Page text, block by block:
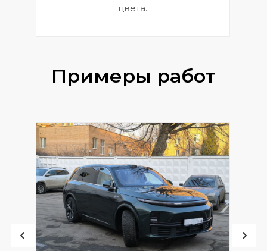
цвета.
Примеры работ